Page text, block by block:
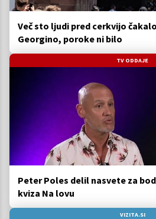
Več sto ljudi pred cerkvijo
Georgino, poroke ni bilo
TV ODDAJE
Peter Poles delil nasvete za
kviza Na lovu
VIZITA.SI